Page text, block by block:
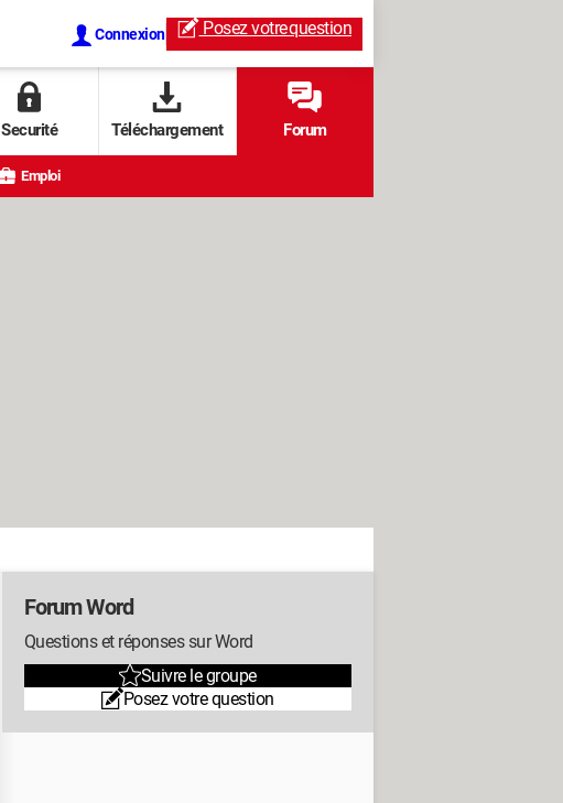
Connexion Posez votrequestion
Securité Téléchargement Forum
Emploi
Forum Word
Questions et réponses sur Word
Suivre le groupe
Posez votre question